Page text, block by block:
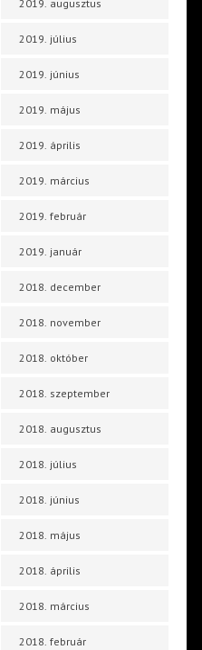
2019. augusztus
2019. július
2019. június
2019. május
2019. április
2019. március
2019. február
2019. január
2018. december
2018. november
2018. október
2018. szeptember
2018. augusztus
2018. július
2018. június
2018. május
2018. április
2018. március
2018. február